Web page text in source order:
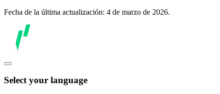
Fecha de la última actualización: 4 de marzo de 2026.
Select your language